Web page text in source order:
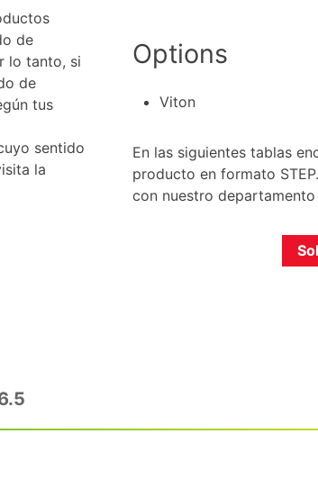
de
lo tanto, si
de
tus
sentido
la
Options
Viton
En las siguientes tablas
producto en formato
con nuestro